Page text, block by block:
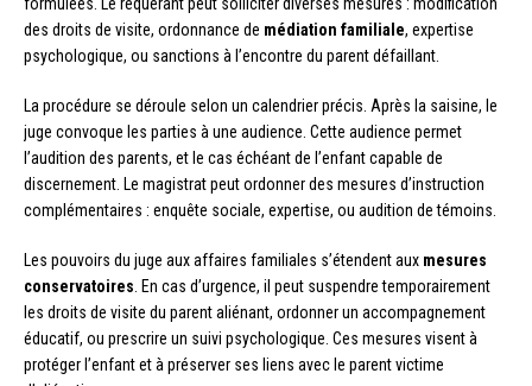
formulées. Le requérant peut solliciter diverses mesures : modification
des droits de visite, ordonnance de médiation familiale, expertise
psychologique, ou sanctions à l’encontre du parent défaillant.
La procédure se déroule selon un calendrier précis. Après la saisine, le
juge convoque les parties à une audience. Cette audience permet
l’audition des parents, et le cas échéant de l’enfant capable de
discernement. Le magistrat peut ordonner des mesures d’instruction
complémentaires : enquête sociale, expertise, ou audition de témoins.
Les pouvoirs du juge aux affaires familiales s’étendent aux mesures
conservatoires. En cas d’urgence, il peut suspendre temporairement
les droits de visite du parent aliénant, ordonner un accompagnement
éducatif, ou prescrire un suivi psychologique. Ces mesures visent à
protéger l’enfant et à préserver ses liens avec le parent victime